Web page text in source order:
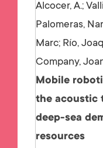
Alcocer, A.;
Palomeras,
Marc; Río,
Company,
Mobile
the acoustic
deep-sea
resources